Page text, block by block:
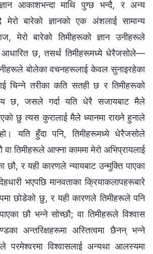
आकाशभन्दा माथि पुग्छ भन्दै, र अन्य
मेरो बारेको ज्ञानको एक अंशलाई सामान्य
मेरो बारेको तिमीहरूको ज्ञान उनीहरूले
आधारित छ, तसर्थ तिमीहरूमध्ये धेरैजसोले—
बोलेका वचनहरूलाई केवल सुनाइरहेका
चिन्ने तरीका कति सतही छ र तिमीहरूको
छ, जसले गर्दा यति धेरै सजायबाट मैले
छु त्यस कुरालाई मैले ध्यानमा राख्‍ने हुनाले
यति हुँदा पनि, तिमीहरूमध्ये धेरैजसोले
तिमीहरूले आफ्‍ना काममा मेरो अभिप्रायलाई
छौ, र यही कारणले न्यायबाट उन्मुक्ति पाएका
भएपछि मानवताका क्रियाकलापहरूबारे
छोडेको छु, र यही कारणले तिमीहरूले पनि
छौ भन्‍ने सोच्छौ; वा तिमीहरूले विश्‍वास
अन्तरिक्षहरूमा अस्तित्वमा छैनन् भन्‍ने
परमेश्‍वरमा विश्‍वासलाई अन्यथा आलस्यमा